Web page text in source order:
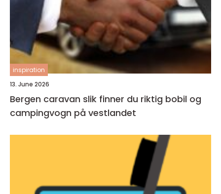
inspiration
13. June 2026
Bergen caravan slik finner du riktig bobil og
campingvogn på vestlandet